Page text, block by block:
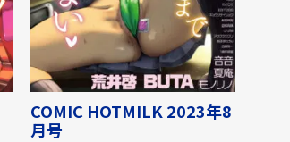
COMIC HOTMILK 2023年8
月号